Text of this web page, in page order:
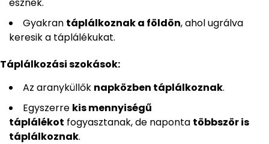
Gyakran táplálkoznak a földön, ahol ugrálva
keresik a táplálékukat.
Táplálkozási szokások:
Az aranyküllők napközben táplálkoznak.
Egyszerre kis mennyiségű
táplálékot fogyasztanak, de naponta többször is
táplálkoznak.